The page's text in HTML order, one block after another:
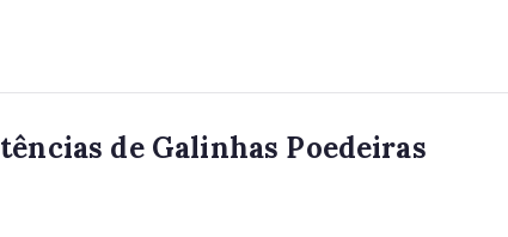
de Galinhas Poedeiras